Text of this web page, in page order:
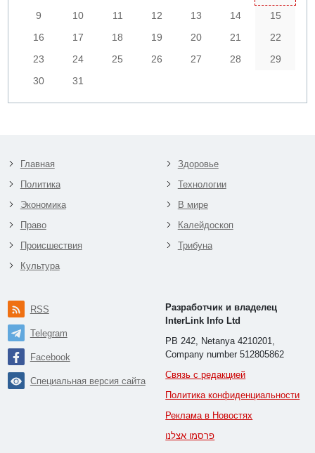
9
10 11 12 13 14
15
16
17 18 19 20 21
22
23
24 25 26 27 28
29
30
31
Главная
Политика
Экономика
Право
Происшествия
Культура
Здоровье
Технологии
В мире
Калейдоскоп
Трибуна
RSS
Telegram
Facebook
Специальная версия сайта
Разработчик и владелец
InterLink Info Ltd
PB 242, Netanya 4210201,
Company number 512805862
Связь с редакцией
Политика конфиденциальности
Реклама в Новостях
פרסמו אצלנו